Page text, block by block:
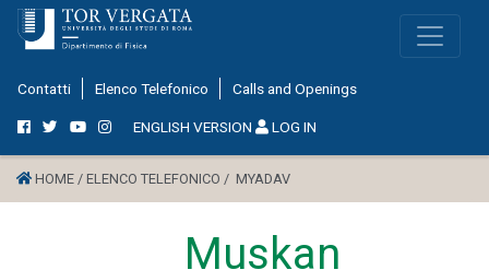
Contatti Elenco Telefonico Calls and Openings
ENGLISH VERSION LOG IN
HOME / ELENCO TELEFONICO / MYADAV
Muskan